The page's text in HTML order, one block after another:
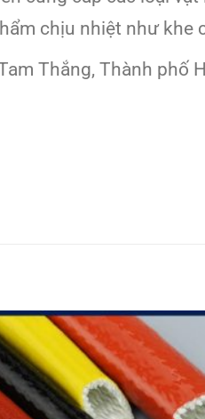
chịu nhiệt như
Thắng, Thành phố